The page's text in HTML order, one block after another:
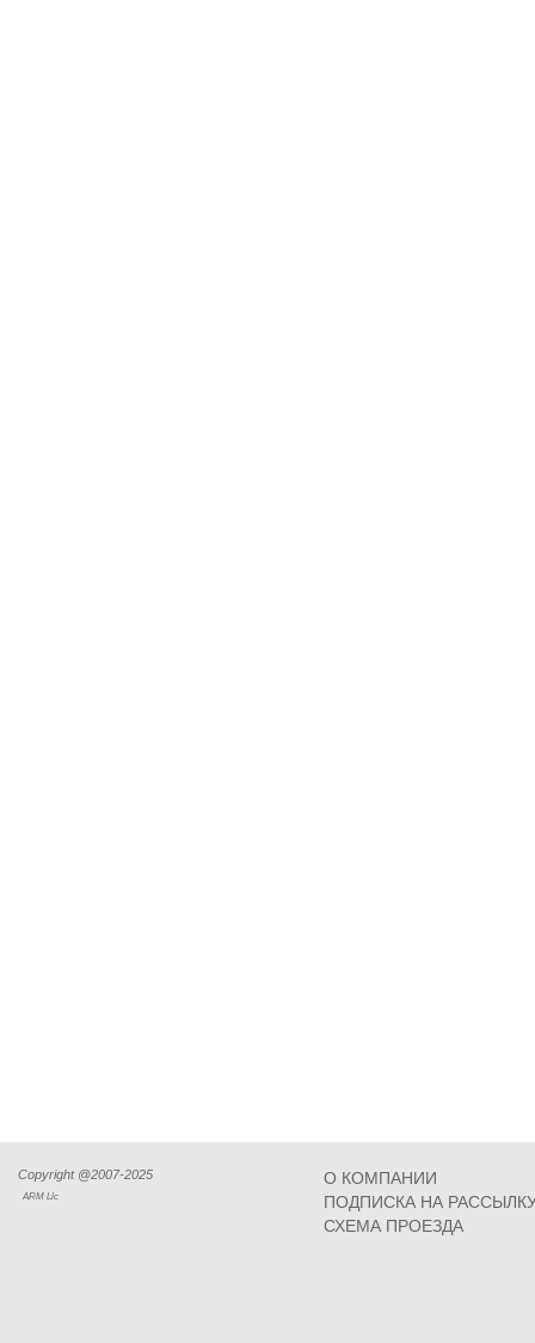
Copyright @2007-2025
ARM Llc
О КОМПАНИИ
ПОДПИСКА НА
СХЕМА ПРОЕЗДА